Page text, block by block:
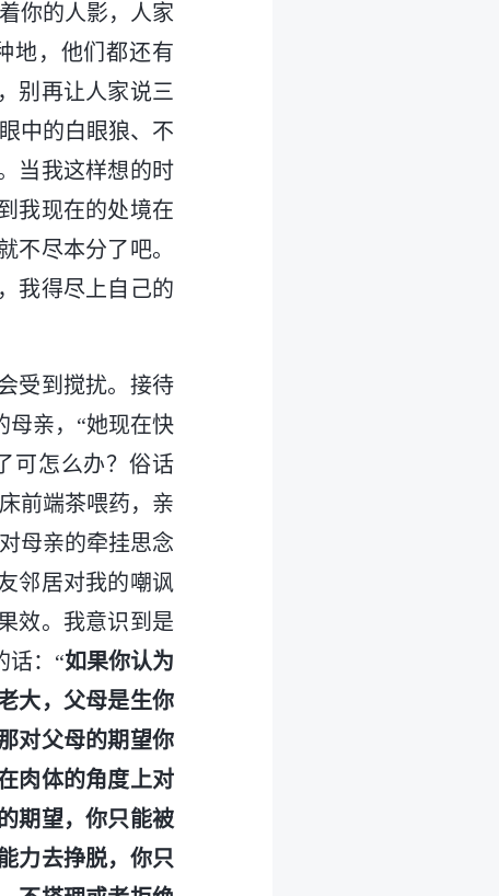
你的人影，人家
地，他们都还有
别再让人家说三
中的白眼狼、不
当我这样想的时
我现在的处境在
不尽本分了吧。
我得尽上自己的
受到搅扰。接待
母亲，“她现在快
可怎么办？俗话
前端茶喂药，亲
母亲的牵挂思念
邻居对我的嘲讽
效。我意识到是
话：“如果你认为
大，父母是生你
对父母的期望你
肉体的角度上对
期望，你只能被
力去挣脱，你只